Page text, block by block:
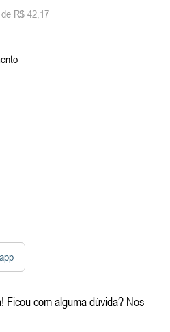
R$ 42,17
Ficou com alguma dúvida? Nos